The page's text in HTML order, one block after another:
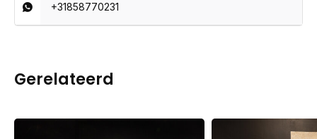
+31858770231
Gerelateerd